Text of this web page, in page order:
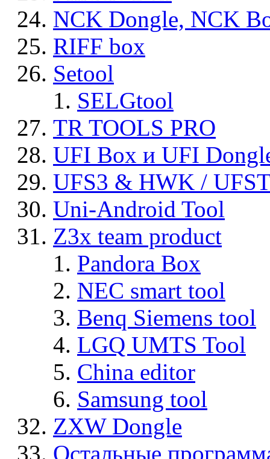
NCK Dongle, NCK
RIFF box
Setool
SELGtool
TR TOOLS PRO
UFI Box и UFI
UFS3 & HWK /
Uni-Android Tool
Z3x team product
Pandora Box
NEC smart tool
Benq Siemens tool
LGQ UMTS Tool
China editor
Samsung tool
ZXW Dongle
Остальные